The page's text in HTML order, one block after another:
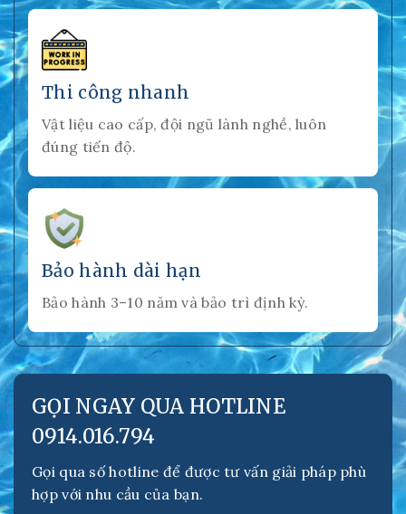
Thi công nhanh
Vật liệu cao cấp, đội ngũ lành nghề, luôn
đúng tiến độ.
Bảo hành dài hạn
Bảo hành 3–10 năm và bảo trì định kỳ.
GỌI NGAY QUA HOTLINE
0914.016.794
Gọi qua số hotline để được tư vấn giải pháp phù
hợp với nhu cầu của bạn.